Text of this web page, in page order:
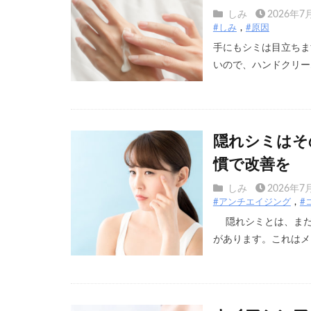
しみ 2026年7
#しみ #原因
手にもシミは目立ち
いので、ハンドクリ
隠れシミは
慣で改善を
しみ 2026年7
#アンチエイジング #
隠れシミとは、まだ
があります。これは